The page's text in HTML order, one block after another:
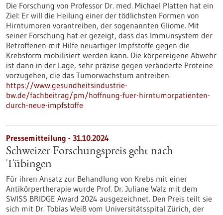
Die Forschung von Professor Dr. med. Michael Platten hat ein
Ziel: Er will die Heilung einer der tödlichsten Formen von
Hirntumoren vorantreiben, der sogenannten Gliome. Mit
seiner Forschung hat er gezeigt, dass das Immunsystem der
Betroffenen mit Hilfe neuartiger Impfstoffe gegen die
Krebsform mobilisiert werden kann. Die körpereigene Abwehr
ist dann in der Lage, sehr präzise gegen veränderte Proteine
vorzugehen, die das Tumorwachstum antreiben.
https://www.gesundheitsindustrie-
bw.de/fachbeitrag/pm/hoffnung-fuer-hirntumorpatienten-
durch-neue-impfstoffe
Pressemitteilung - 31.10.2024
Schweizer Forschungspreis geht nach
Tübingen
Für ihren Ansatz zur Behandlung von Krebs mit einer
Antikörpertherapie wurde Prof. Dr. Juliane Walz mit dem
SWISS BRIDGE Award 2024 ausgezeichnet. Den Preis teilt sie
sich mit Dr. Tobias Weiß vom Universitätsspital Zürich, der